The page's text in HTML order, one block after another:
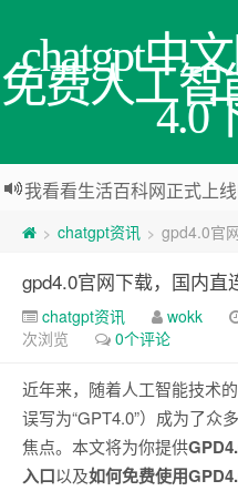
chatgpt中
免费人工智
4.0
我看看生活百科网正式上线
> chatgpt资讯 > gpd4.0官
gpd4.0官网下载，国内直
chatgpt资讯 wokk
次浏览
0个评论
近年来，随着人工智能技术
误写为“GPT4.0”）成为了众
焦点。本文将为你提供
入口以及如何免费使用